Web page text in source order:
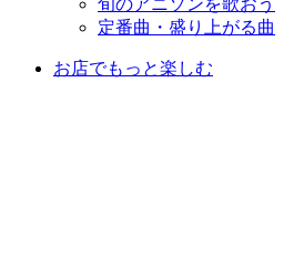
旬のアニソンを歌おう
定番曲・盛り上がる曲
お店でもっと楽しむ